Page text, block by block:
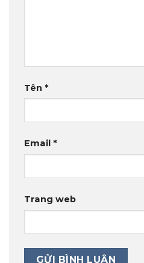
Tên *
Email *
Trang web